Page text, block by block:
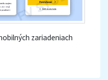
zariadeniach